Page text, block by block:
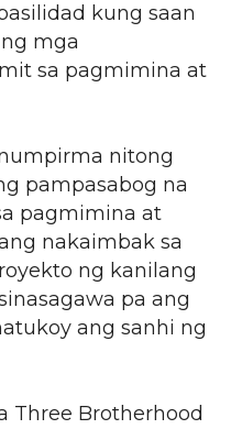
kung saan
mga
sa pagmimina at
nitong
pampasabog na
pagmimina at
nakaimbak sa
ng kanilang
pa ang
ang sanhi ng
Three Brotherhood